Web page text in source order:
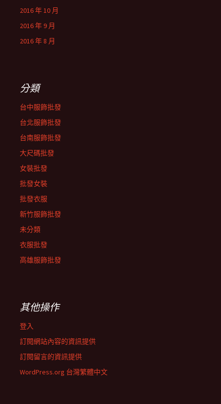
2016 年 10 月
2016 年 9 月
2016 年 8 月
分類
台中服飾批發
台北服飾批發
台南服飾批發
大尺碼批發
女裝批發
批發女裝
批發衣服
新竹服飾批發
未分類
衣服批發
高雄服飾批發
其他操作
登入
訂閱網站內容的資訊提供
訂閱留言的資訊提供
WordPress.org 台灣繁體中文